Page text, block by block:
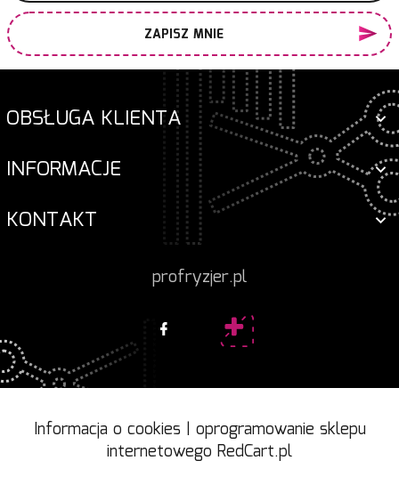
ZAPISZ MNIE
OBSŁUGA KLIENTA
INFORMACJE
KONTAKT
profryzjer.pl
Informacja o cookies | oprogramowanie sklepu
internetowego RedCart.pl